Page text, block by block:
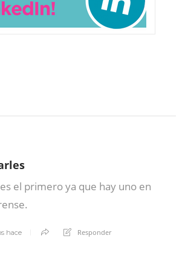
el primero ya que hay uno en
hace Responder